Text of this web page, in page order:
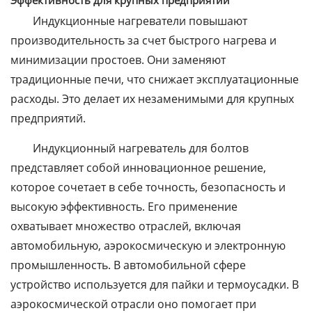
Индукционные нагреватели повышают
производительность за счет быстрого нагрева и
минимизации простоев. Они заменяют
традиционные печи, что снижает эксплуатационные
расходы. Это делает их незаменимыми для крупных
предприятий.
Индукционный нагреватель для болтов
представляет собой инновационное решение,
которое сочетает в себе точность, безопасность и
высокую эффективность. Его применение
охватывает множество отраслей, включая
автомобильную, аэрокосмическую и электронную
промышленность. В автомобильной сфере
устройство используется для пайки и термоусадки. В
аэрокосмической отрасли оно помогает при